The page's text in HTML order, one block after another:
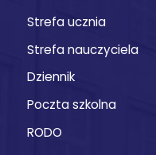
Strefa ucznia
Strefa nauczyciela
Dziennik
Poczta szkolna
RODO